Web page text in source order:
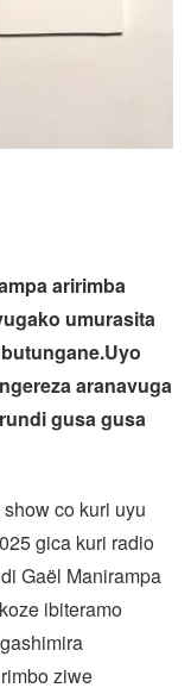
aririmba
umurasita
aranavuga
gusa gusa
co kuri uyu
gica kuri radio
Gaël Manirampa
ibiteramo
ziwe